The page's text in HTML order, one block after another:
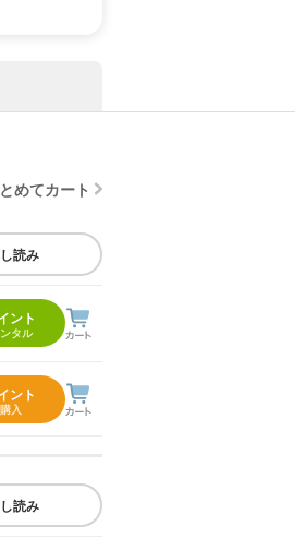
めてカート
読み
ント
タル
ント
入
読み